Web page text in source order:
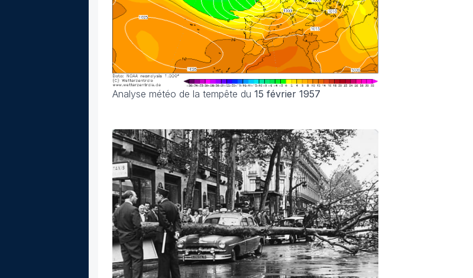
Analyse météo de la tempête du 15 février 1957